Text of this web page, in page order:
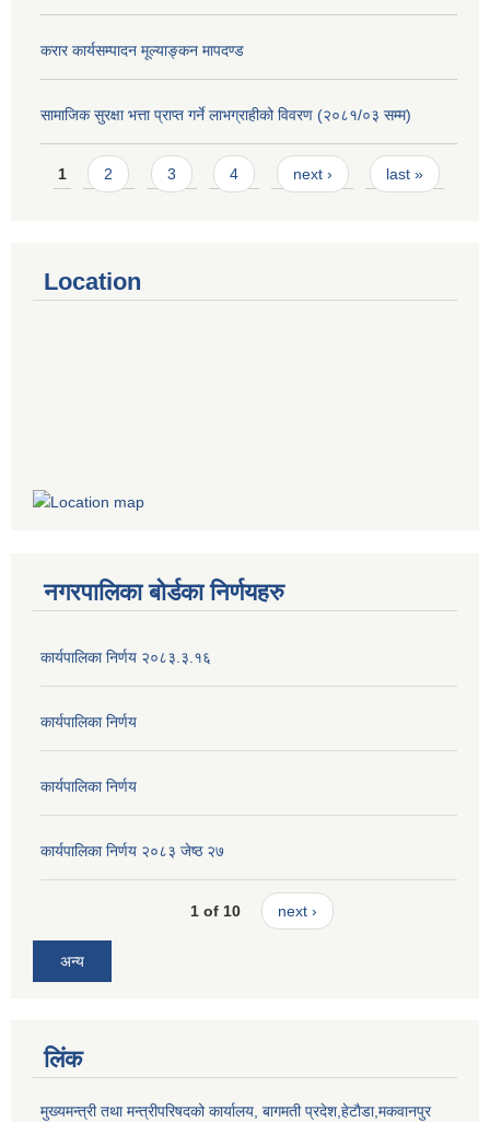
करार कार्यसम्पादन मूल्याङ्कन मापदण्ड
सामाजिक सुरक्षा भत्ता प्राप्त गर्ने लाभग्राहीको विवरण (२०८१/०३ सम्म)
Pages
1 2 3 4 next › last »
Location
नगरपालिका बोर्डका निर्णयहरु
कार्यपालिका निर्णय २०८३.३.१६
कार्यपालिका निर्णय
कार्यपालिका निर्णय
कार्यपालिका निर्णय २०८३ जेष्ठ २७
1 of 10 next ›
अन्य
लिंक
मुख्यमन्त्री तथा मन्त्रीपरिषदको कार्यालय, बागमती प्रदेश,हेटाैडा,मकवानपुर